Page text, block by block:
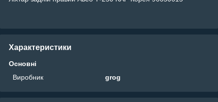
Характеристики
Основні
Виробник
grog